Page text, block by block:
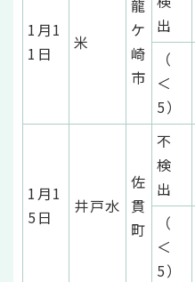
1月1
1日
米
龍
ケ
崎
市
出
（
＜
5）
1月1
5日
井戸水
佐
貫
町
不
検
出
（
＜
5）